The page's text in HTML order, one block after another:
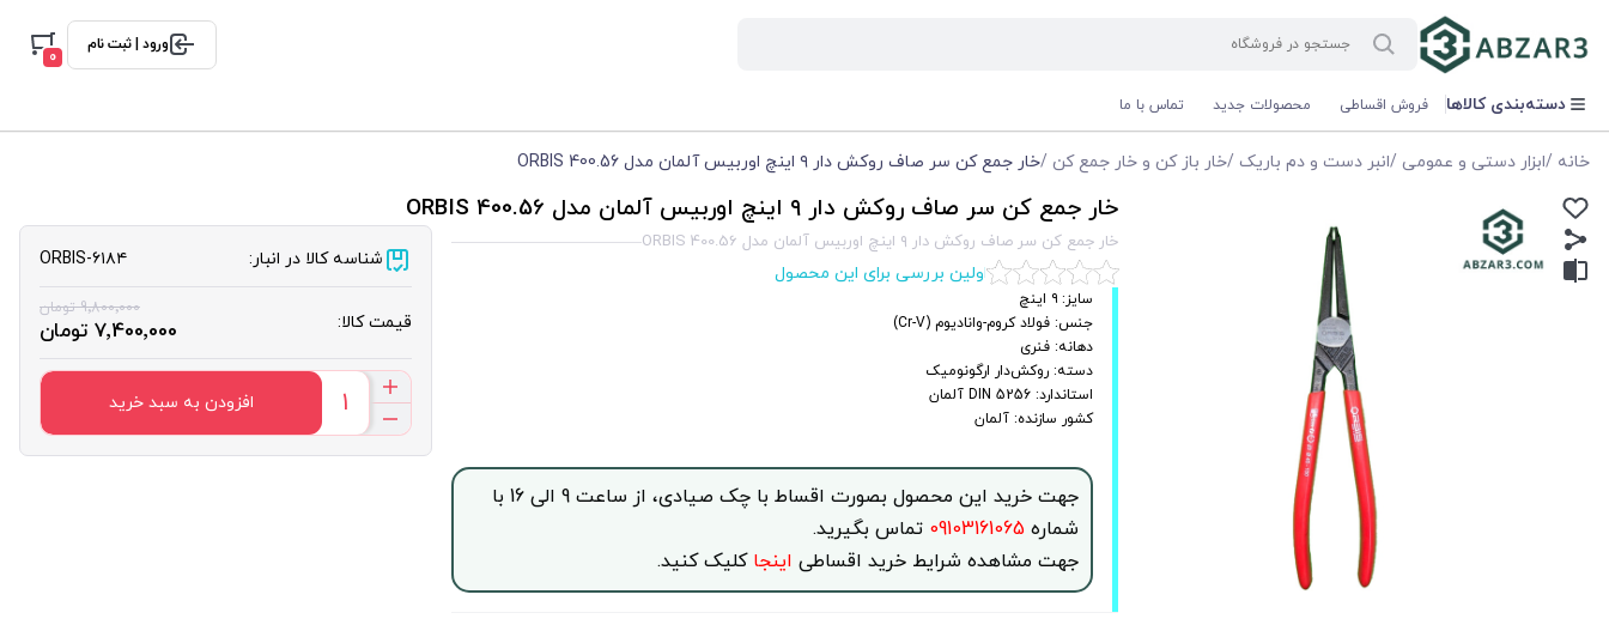
ورود | ثبت نام
0
دسته‌بندی کالاها فروش اقساطی محصولات جدید تماس با ما
خانه /ابزار دستی و عمومی /انبر دست و دم باریک /خار باز کن و خار جمع کن /خار جمع کن سر صاف روکش دار ۹ اینچ اوربیس آلمان مدل 400.56 ORBIS
خار جمع کن سر صاف روکش دار ۹ اینچ اوربیس آلمان مدل 400.56 ORBIS
خار جمع کن سر صاف روکش دار ۹ اینچ اوربیس آلمان مدل 400.56 ORBIS
اولین بررسی برای این محصول
سایز: ۹ اینچ
جنس: فولاد کروم-وانادیوم (Cr-V)
دهانه: فنری
دسته: روکش‌دار ارگونومیک
استاندارد: DIN 5256 آلمان
کشور سازنده: آلمان
جهت خرید این محصول بصورت اقساط با چک صیادی، از ساعت 9 الی 16 با
شماره 09103161065 تماس بگیرید.
جهت مشاهده شرایط خرید اقساطی اینجاکلیک کنید.
شناسه کالا در انبار: ORBIS-۶۱۸۴
قیمت کالا:
9٬800٬000 تومان
7٬400٬000 تومان
افزودن به سبد خرید